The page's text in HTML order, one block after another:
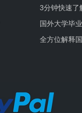
3分钟快速了
国外大学毕
全方位解释